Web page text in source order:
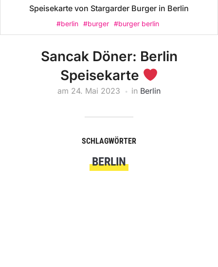
Speisekarte von Stargarder Burger in Berlin
#berlin #burger #burger berlin
Sancak Döner: Berlin
Speisekarte
am 24. Mai 2023 in Berlin
SCHLAGWÖRTER
BERLIN